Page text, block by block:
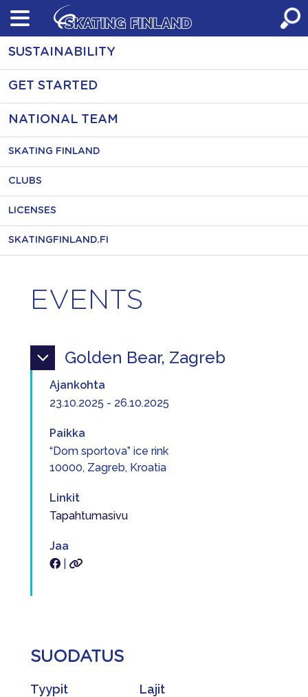
Skip
content
SUSTAINABILITY
GET STARTED
NATIONAL TEAM
SKATING FINLAND
CLUBS
LICENSES
SKATINGFINLAND.FI
EVENTS
Golden Bear, Zagreb
Ajankohta
23.10.2025 - 26.10.2025
Paikka
“Dom sportova” ice rink
10000, Zagreb, Kroatia
Linkit
Tapahtumasivu
Jaa
SUODATUS
Tyypit Lajit